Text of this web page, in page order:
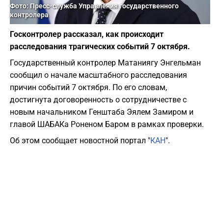
Фото: Пресс-служба Управления государственного
контролера
Госконтролер рассказал, как происходит
расследования трагических событий 7 октября.
Государственный контролер Матаниягу Энгельман
сообщил о начале масштабного расследования
причин событий 7 октября. По его словам,
достигнута договоренность о сотрудничестве с
новым начальником Генштаба Эялем Замиром и
главой ШАБАКа Роненом Баром в рамках проверки.
Об этом сообщает новостной портал "КАН".